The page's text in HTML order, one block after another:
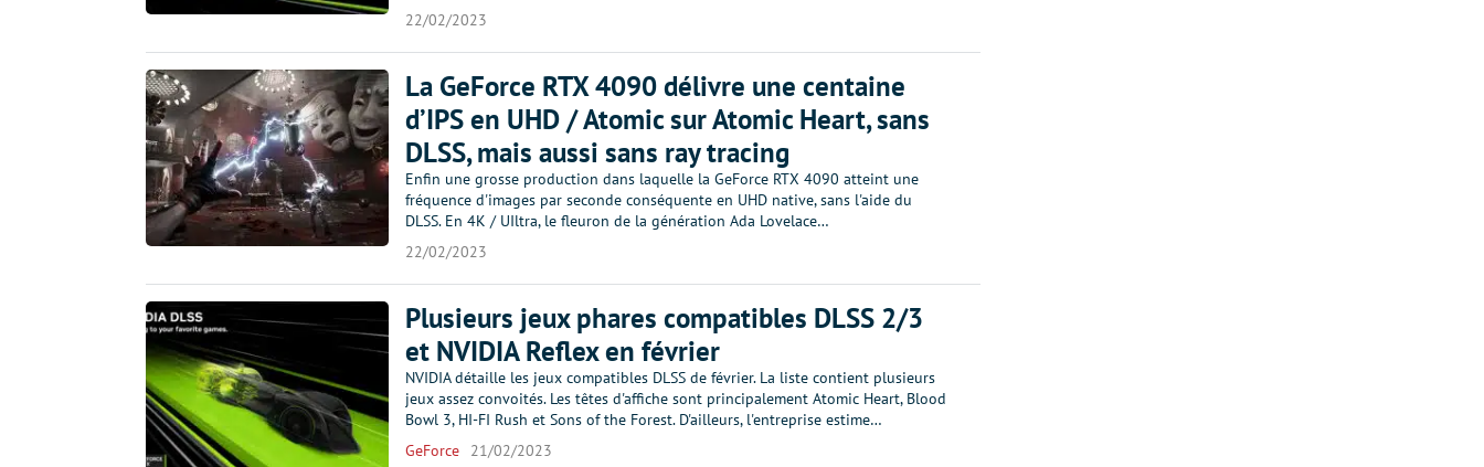
22/02/2023
La GeForce RTX 4090 délivre une centaine
d’IPS en UHD / Atomic sur Atomic Heart, sans
DLSS, mais aussi sans ray tracing
Enfin une grosse production dans laquelle la GeForce RTX 4090 atteint une
fréquence d'images par seconde conséquente en UHD native, sans l'aide du
DLSS. En 4K / UIltra, le fleuron de la génération Ada Lovelace…
22/02/2023
Plusieurs jeux phares compatibles DLSS 2/3
et NVIDIA Reflex en février
NVIDIA détaille les jeux compatibles DLSS de février. La liste contient plusieurs
jeux assez convoités. Les têtes d'affiche sont principalement Atomic Heart, Blood
Bowl 3, HI-FI Rush et Sons of the Forest. D'ailleurs, l'entreprise estime…
GeForce
21/02/2023